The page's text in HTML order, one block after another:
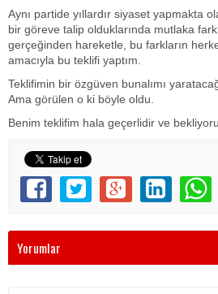
Aynı partide yıllardır siyaset yapmakta
bir göreve talip olduklarında mutlaka
gerçeğinden hareketle, bu farkların
amacıyla bu teklifi yaptım.
Teklifimin bir özgüven bunalımı
Ama görülen o ki böyle oldu.
Benim teklifim hala geçerlidir ve
Yorumlar